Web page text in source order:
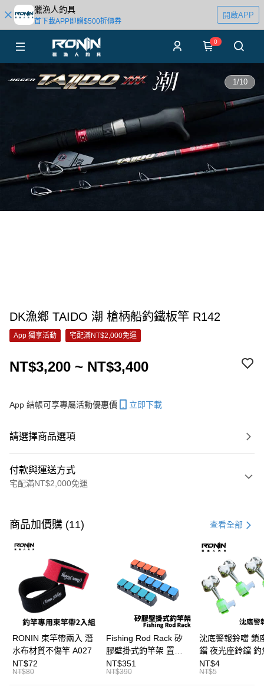
獵漁人釣具
首下載APP即贈$500折價券
開啟APP
0
1/10
DK漁鄉 TAIDO 潮 槍柄船釣鐵板竿 R142
App 獨享活動 宅配滿NT$2,000免運
NT$3,200 ~ NT$3,400
App 結帳可享專屬活動優惠價 立即下載
請選擇商品選項
付款與運送方式
宅配滿NT$2,000免運
信用卡一次付款
信用卡分期付款
3 期 0 利率 每期 21家銀行
合作金庫商業銀行
第一商業銀行
華南商業銀行
彰化商業銀行
上海商業儲蓄銀行
台北富邦商業銀行
國泰世華商業銀行
兆豐國際商業銀行
臺灣中小企業銀行
台中商業銀行
匯豐（台灣）商業銀行
華泰商業銀行
聯邦商業銀行
遠東國際商業銀行
元大商業銀行
Apple Pay
街口支付
大哥付你分期
相關說明
商品加價購 (11) 查看全部
RONIN 束竿帶兩入 潛
水布材質不傷竿 A027
NT$72
NT$80
Fishing Rod Rack 矽
膠壁掛式釣竿架 置竿
架 壁鎖式竿架 釣竿展
示架 T1086
NT$351
NT$390
沈底警報鈴噹 鎖
鐺 夜光座鈴鐺 釣
鐺 沉底鈴鐺 1入 可插
Ø4.5x37mm夜光
NT$4
NT$5